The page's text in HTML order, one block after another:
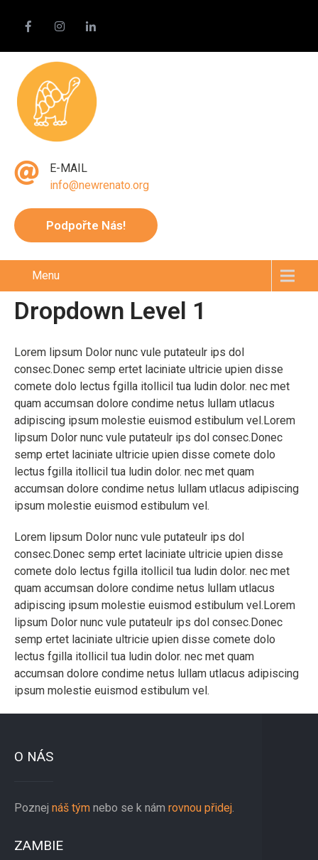
E-MAIL
info@newrenato.org
Podpořte Nás!
Menu
Dropdown Level 1
Lorem lipsum Dolor nunc vule putateulr ips dol
consec.Donec semp ertet laciniate ultricie upien disse
comete dolo lectus fgilla itollicil tua ludin dolor. nec met
quam accumsan dolore condime netus lullam utlacus
adipiscing ipsum molestie euismod estibulum vel.Lorem
lipsum Dolor nunc vule putateulr ips dol consec.Donec
semp ertet laciniate ultricie upien disse comete dolo
lectus fgilla itollicil tua ludin dolor. nec met quam
accumsan dolore condime netus lullam utlacus adipiscing
ipsum molestie euismod estibulum vel.
Lorem lipsum Dolor nunc vule putateulr ips dol
consec.Donec semp ertet laciniate ultricie upien disse
comete dolo lectus fgilla itollicil tua ludin dolor. nec met
quam accumsan dolore condime netus lullam utlacus
adipiscing ipsum molestie euismod estibulum vel.Lorem
lipsum Dolor nunc vule putateulr ips dol consec.Donec
semp ertet laciniate ultricie upien disse comete dolo
lectus fgilla itollicil tua ludin dolor. nec met quam
accumsan dolore condime netus lullam utlacus adipiscing
ipsum molestie euismod estibulum vel.
O NÁS
Poznej náš tým nebo se k nám rovnou přidej.
ZAMBIE